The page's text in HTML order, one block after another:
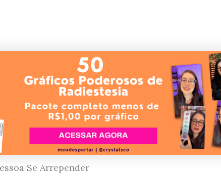
Se Arrepender